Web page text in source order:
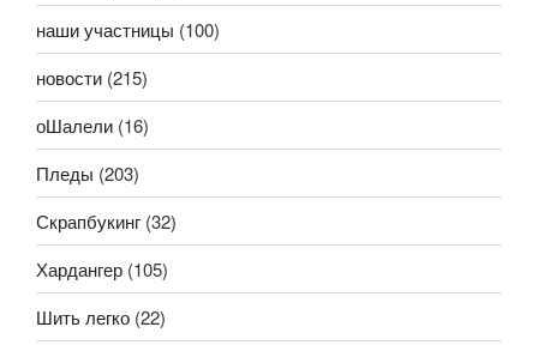
наши участницы (100)
новости (215)
оШалели (16)
Пледы (203)
Скрапбукинг (32)
Хардангер (105)
Шить легко (22)